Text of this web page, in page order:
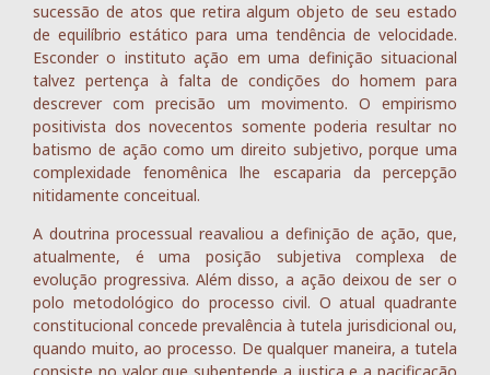
sucessão de atos que retira algum objeto de seu estado
de equilíbrio estático para uma tendência de velocidade.
Esconder o instituto ação em uma definição situacional
talvez pertença à falta de condições do homem para
descrever com precisão um movimento. O empirismo
positivista dos novecentos somente poderia resultar no
batismo de ação como um direito subjetivo, porque uma
complexidade fenomênica lhe escaparia da percepção
nitidamente conceitual.
A doutrina processual reavaliou a definição de ação, que,
atualmente, é uma posição subjetiva complexa de
evolução progressiva. Além disso, a ação deixou de ser o
polo metodológico do processo civil. O atual quadrante
constitucional concede prevalência à tutela jurisdicional ou,
quando muito, ao processo. De qualquer maneira, a tutela